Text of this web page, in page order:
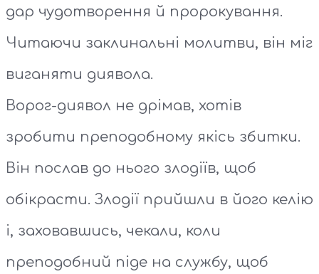
дар чудотворення й пророкування.
Читаючи заклинальні молитви, він міг
виганяти диявола.
Ворог-диявол не дрімав, хотів
зробити преподобному якісь збитки.
Він послав до нього злодіїв, щоб
обікрасти. Злодії прийшли в його келію
і, заховавшись, чекали, коли
преподобний піде на службу, щоб